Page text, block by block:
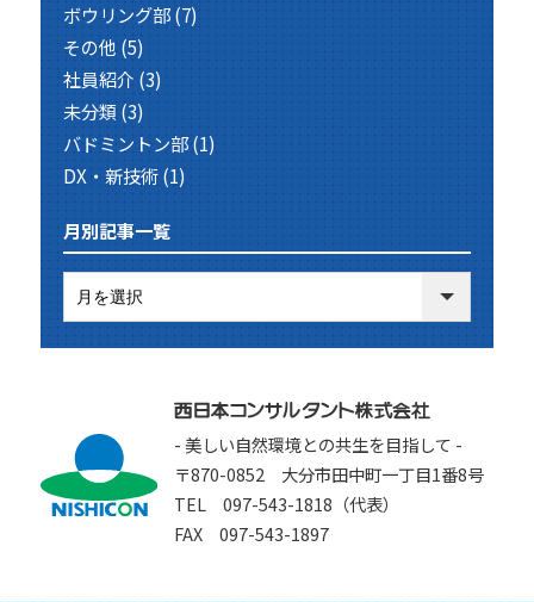
ボウリング部(7)
その他(5)
社員紹介 (3)
未分類(3)
バドミントン部(1)
DX・新技術(1)
月別記事一覧
- 美しい自然環境との共生を目指して -
〒870-0852 大分市田中町一丁目1番8号
TEL 097-543-1818（代表）
FAX 097-543-1897